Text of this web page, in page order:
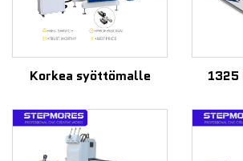
Korkea syöttömalle 1325